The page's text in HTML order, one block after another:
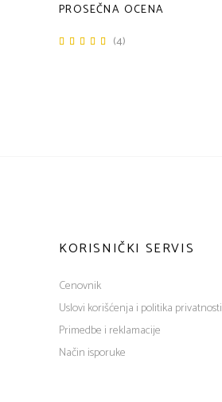
PROSEČNA OCENA
Ocenjeno
(4)
KORISNIČKI SERVIS
Cenovnik
Uslovi korišćenja i politika privatnosti
Primedbe i reklamacije
Način isporuke